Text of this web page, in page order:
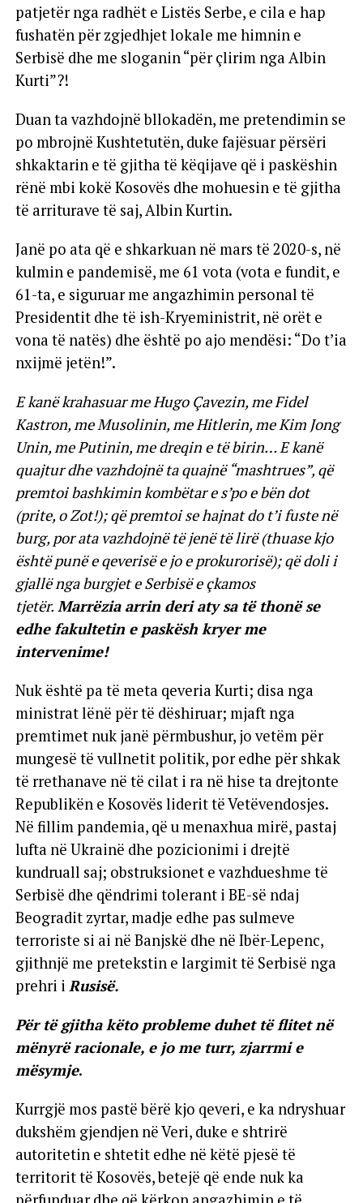
patjetër nga radhët e Listës Serbe, e cila e hap
fushatën për zgjedhjet lokale me himnin e
Serbisë dhe me sloganin “për çlirim nga Albin
Kurti”?!
Duan ta vazhdojnë bllokadën, me pretendimin se
po mbrojnë Kushtetutën, duke fajësuar përsëri
shkaktarin e të gjitha të këqijave që i paskëshin
rënë mbi kokë Kosovës dhe mohuesin e të gjitha
të arriturave të saj, Albin Kurtin.
Janë po ata që e shkarkuan në mars të 2020-s, në
kulmin e pandemisë, me 61 vota (vota e fundit, e
61-ta, e siguruar me angazhimin personal të
Presidentit dhe të ish-Kryeministrit, në orët e
vona të natës) dhe është po ajo mendësi: “Do t’ia
nxijmë jetën!”.
E kanë krahasuar me Hugo Çavezin, me Fidel
Kastron, me Musolinin, me Hitlerin, me Kim Jong
Unin, me Putinin, me dreqin e të birin… E kanë
quajtur dhe vazhdojnë ta quajnë “mashtrues”, që
premtoi bashkimin kombëtar e s’po e bën dot
(prite, o Zot!); që premtoi se hajnat do t’i fuste në
burg, por ata vazhdojnë të jenë të lirë (thuase kjo
është punë e qeverisë e jo e prokurorisë); që doli i
gjallë nga burgjet e Serbisë e çkamos
tjetër. Marrëzia arrin deri aty sa të thonë se
edhe fakultetin e paskësh kryer me
intervenime!
Nuk është pa të meta qeveria Kurti; disa nga
ministrat lënë për të dëshiruar; mjaft nga
premtimet nuk janë përmbushur, jo vetëm për
mungesë të vullnetit politik, por edhe për shkak
të rrethanave në të cilat i ra në hise ta drejtonte
Republikën e Kosovës liderit të Vetëvendosjes.
Në fillim pandemia, që u menaxhua mirë, pastaj
lufta në Ukrainë dhe pozicionimi i drejtë
kundruall saj; obstruksionet e vazhdueshme të
Serbisë dhe qëndrimi tolerant i BE-së ndaj
Beogradit zyrtar, madje edhe pas sulmeve
terroriste si ai në Banjskë dhe në Ibër-Lepenc,
gjithnjë me pretekstin e largimit të Serbisë nga
prehri i Rusisë.
Për të gjitha këto probleme duhet të flitet në
mënyrë racionale, e jo me turr, zjarrmi e
mësymje.
Kurrgjë mos pastë bërë kjo qeveri, e ka ndryshuar
dukshëm gjendjen në Veri, duke e shtrirë
autoritetin e shtetit edhe në këtë pjesë të
territorit të Kosovës, betejë që ende nuk ka